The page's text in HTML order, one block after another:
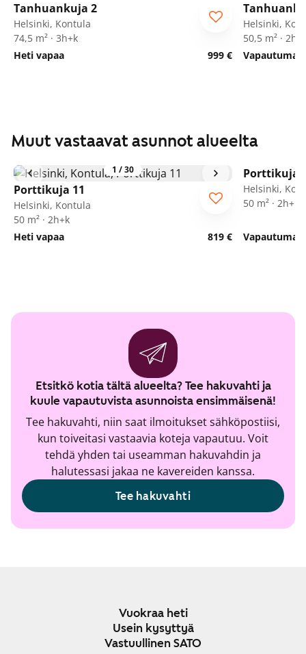
Tanhuankuja 2
Helsinki, Kontula
74,5 m² · 3h+k
Heti vapaa
999 €
Helsinki,
50,5 m² ·
Muut vastaavat asunnot alueelta
1 /30
Porttikuja 11
Helsinki, Kontula
50 m² · 2h+k
Heti vapaa
819 €
Porttikuja
Helsinki,
50 m² · 2h+k
Etsitkö kotia tältä alueelta? Tee hakuvahti ja
kuule vapautuvista asunnoista ensimmäisenä!
Tee hakuvahti, niin saat ilmoitukset sähköpostiisi,
kun toiveitasi vastaavia koteja vapautuu. Voit
tehdä yhden tai useamman hakuvahdin ja
halutessasi jakaa ne kavereiden kanssa.
Tee hakuvahti
Vuokraa heti
Usein kysyttyä
Vastuullinen SATO